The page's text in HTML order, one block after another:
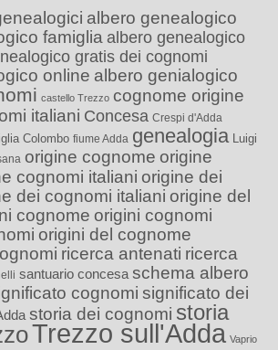
albero genealogico
famiglia albero genealogico
gratis dei cognomi
online albero genialogico
castello Trezzo cognome origine
italiani Concesa Crespi d'Adda
Colombo fiume Adda genealogia Luigi
origine cognome origine
cognomi italiani origine dei
dei cognomi italiani origine del
cognome origini cognomi
origini del cognome
ricerca antenati ricerca
santuario concesa schema albero
cognomi significato dei
storia dei cognomi storia
Trezzo sull'Adda Vaprio